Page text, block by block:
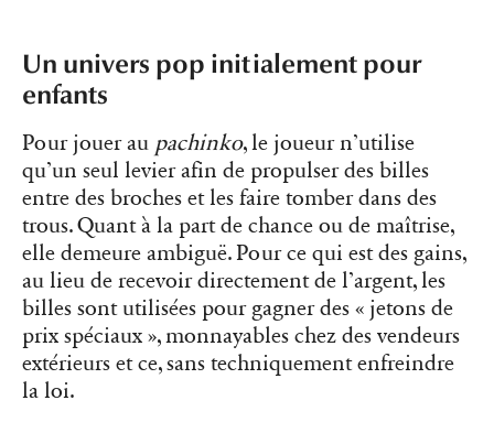
Un univers pop initialement pour
enfants
Pour jouer au pachinko, le joueur n’utilise
qu’un seul levier afin de propulser des billes
entre des broches et les faire tomber dans des
trous. Quant à la part de chance ou de maîtrise,
elle demeure ambiguë. Pour ce qui est des gains,
au lieu de recevoir directement de l’argent, les
billes sont utilisées pour gagner des « jetons de
prix spéciaux », monnayables chez des vendeurs
extérieurs et ce, sans techniquement enfreindre
la loi.